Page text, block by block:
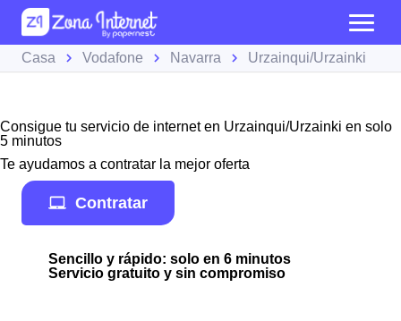
Casa Vodafone Navarra Urzainqui/Urzainki
Consigue tu servicio de internet en Urzainqui/Urzainki en solo
5 minutos
Te ayudamos a contratar la mejor oferta
Contratar
Sencillo y rápido: solo en 6 minutos
Servicio gratuito y sin compromiso